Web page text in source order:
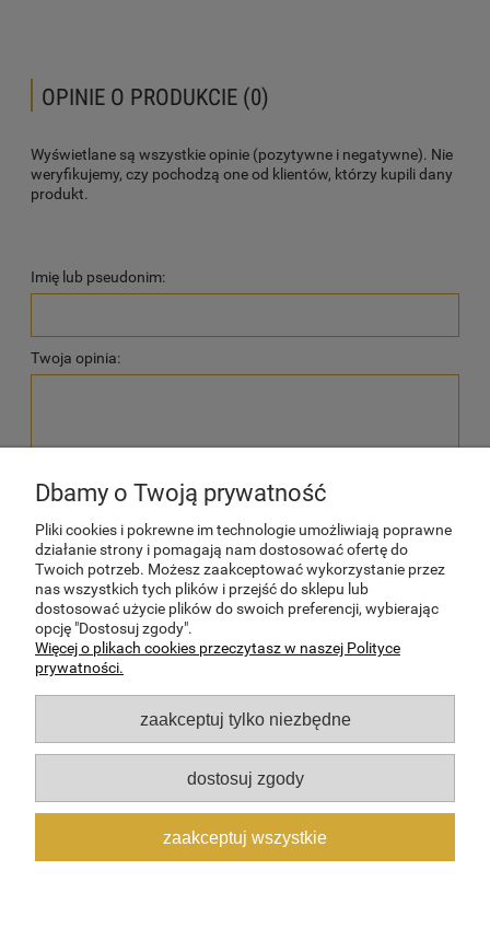
OPINIE O PRODUKCIE (0)
Wyświetlane są wszystkie opinie (pozytywne i negatywne). Nie
weryfikujemy, czy pochodzą one od klientów, którzy kupili dany
produkt.
Imię lub pseudonim:
Twoja opinia:
POMOC
PŁATNOŚCI I DOSTAWA
INFORMACJE
O NAS
Dbamy o Twoją prywatność
Pliki cookies i pokrewne im technologie umożliwiają poprawne
działanie strony i pomagają nam dostosować ofertę do
Twoich potrzeb. Możesz zaakceptować wykorzystanie przez
nas wszystkich tych plików i przejść do sklepu lub
dostosować użycie plików do swoich preferencji, wybierając
opcję "Dostosuj zgody".
Więcej o plikach cookies przeczytasz w naszej Polityce
prywatności.
zaakceptuj tylko niezbędne
dostosuj zgody
zaakceptuj wszystkie